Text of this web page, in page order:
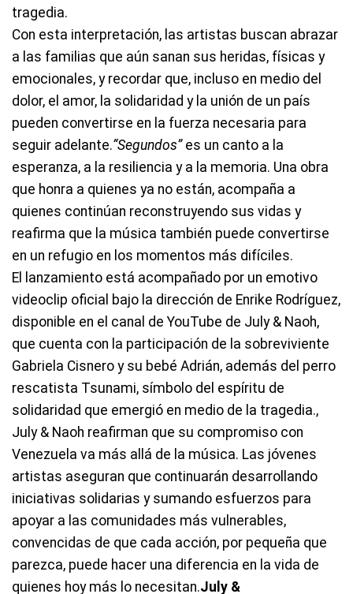
tragedia.
Con esta interpretación, las artistas buscan abrazar
a las familias que aún sanan sus heridas, físicas y
emocionales, y recordar que, incluso en medio del
dolor, el amor, la solidaridad y la unión de un país
pueden convertirse en la fuerza necesaria para
seguir adelante.“Segundos”es un canto a la
esperanza, a la resiliencia y a la memoria. Una obra
que honra a quienes ya no están, acompaña a
quienes continúan reconstruyendo sus vidas y
reafirma que la música también puede convertirse
en un refugio en los momentos más difíciles.
El lanzamiento está acompañado por un emotivo
videoclip oficial bajo la dirección de Enrike Rodríguez,
disponible en el canal de YouTube de July & Naoh,
que cuenta con la participación de la sobreviviente
Gabriela Cisnero y su bebé Adrián, además del perro
rescatista Tsunami, símbolo del espíritu de
solidaridad que emergió en medio de la tragedia.,
July & Naoh reafirman que su compromiso con
Venezuela va más allá de la música. Las jóvenes
artistas aseguran que continuarán desarrollando
iniciativas solidarias y sumando esfuerzos para
apoyar a las comunidades más vulnerables,
convencidas de que cada acción, por pequeña que
parezca, puede hacer una diferencia en la vida de
quienes hoy más lo necesitan.July &